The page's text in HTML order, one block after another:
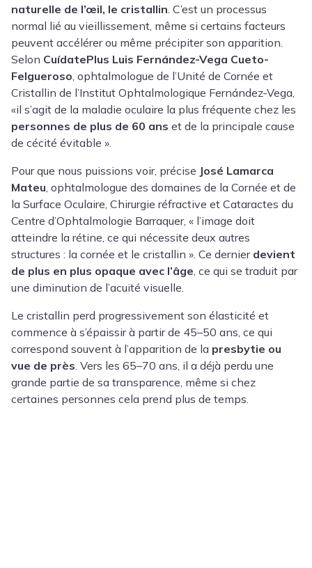
naturelle de l’œil, le cristallin. C’est un processus
normal lié au vieillissement, même si certains facteurs
peuvent accélérer ou même précipiter son apparition.
Selon CuídatePlus Luis Fernández-Vega Cueto-
Felgueroso, ophtalmologue de l’Unité de Cornée et
Cristallin de l’Institut Ophtalmologique Fernández-Vega,
«il s’agit de la maladie oculaire la plus fréquente chez les
personnes de plus de 60 ans et de la principale cause
de cécité évitable ».
Pour que nous puissions voir, précise José Lamarca
Mateu, ophtalmologue des domaines de la Cornée et de
la Surface Oculaire, Chirurgie réfractive et Cataractes du
Centre d’Ophtalmologie Barraquer, « l’image doit
atteindre la rétine, ce qui nécessite deux autres
structures : la cornée et le cristallin ». Ce dernier devient
de plus en plus opaque avec l’âge, ce qui se traduit par
une diminution de l’acuité visuelle.
Le cristallin perd progressivement son élasticité et
commence à s’épaissir à partir de 45–50 ans, ce qui
correspond souvent à l’apparition de la presbytie ou
vue de près. Vers les 65–70 ans, il a déjà perdu une
grande partie de sa transparence, même si chez
certaines personnes cela prend plus de temps.